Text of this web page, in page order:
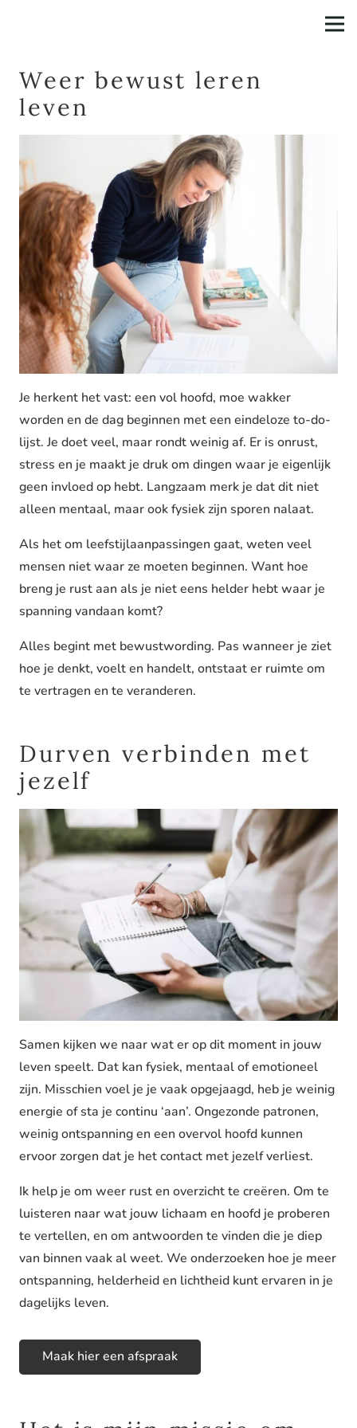
Weer bewust leren
leven
Je herkent het vast: een vol hoofd, moe wakker
worden en de dag beginnen met een eindeloze to-do-
lijst. Je doet veel, maar rondt weinig af. Er is onrust,
stress en je maakt je druk om dingen waar je eigenlijk
geen invloed op hebt. Langzaam merk je dat dit niet
alleen mentaal, maar ook fysiek zijn sporen nalaat.
Als het om leefstijlaanpassingen gaat, weten veel
mensen niet waar ze moeten beginnen. Want hoe
breng je rust aan als je niet eens helder hebt waar je
spanning vandaan komt?
Alles begint met bewustwording. Pas wanneer je ziet
hoe je denkt, voelt en handelt, ontstaat er ruimte om
te vertragen en te veranderen.
Durven verbinden met
jezelf
Samen kijken we naar wat er op dit moment in jouw
leven speelt. Dat kan fysiek, mentaal of emotioneel
zijn. Misschien voel je je vaak opgejaagd, heb je weinig
energie of sta je continu ‘aan’. Ongezonde patronen,
weinig ontspanning en een overvol hoofd kunnen
ervoor zorgen dat je het contact met jezelf verliest.
Ik help je om weer rust en overzicht te creëren. Om te
luisteren naar wat jouw lichaam en hoofd je proberen
te vertellen, en om antwoorden te vinden die je diep
van binnen vaak al weet. We onderzoeken hoe je meer
ontspanning, helderheid en lichtheid kunt ervaren in je
dagelijks leven.
Maak hier een afspraak